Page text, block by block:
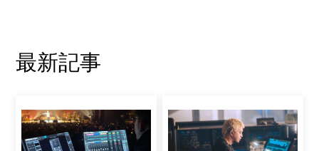
最新記事